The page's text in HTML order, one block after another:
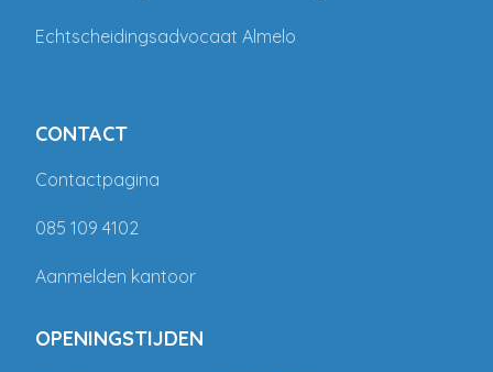
Echtscheidingsadvocaat Almelo
CONTACT
Contactpagina
085 109 4102
Aanmelden kantoor
OPENINGSTIJDEN